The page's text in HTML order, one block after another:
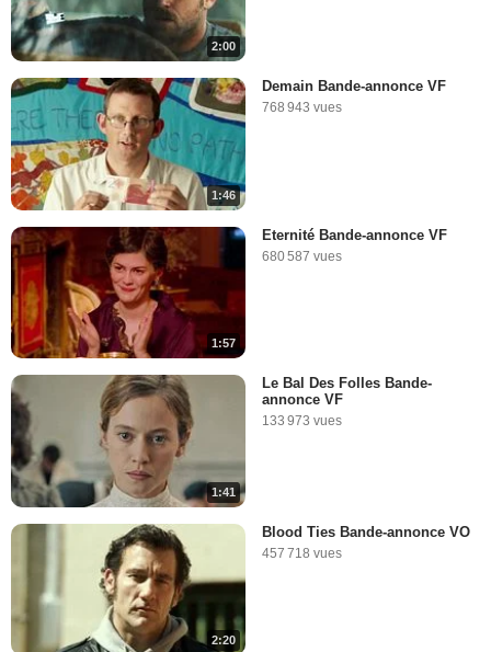
2:00
1:46
Demain Bande-annonce VF
768 943 vues
1:57
Eternité Bande-annonce VF
680 587 vues
1:41
Le Bal Des Folles Bande-
annonce VF
133 973 vues
2:20
Blood Ties Bande-annonce VO
457 718 vues